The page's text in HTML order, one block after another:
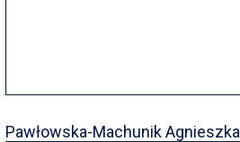
Pawłowska-Machunik Agnieszka